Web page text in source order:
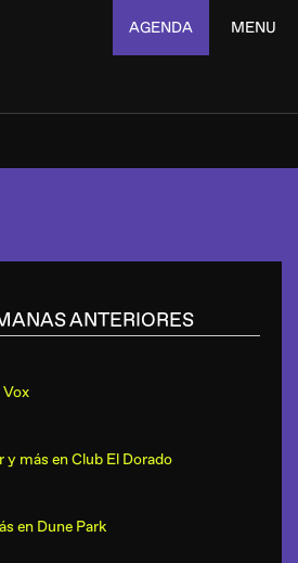
AGENDA MENU
ANTERIORES
Vox
y más enClub El Dorado
en Dune Park